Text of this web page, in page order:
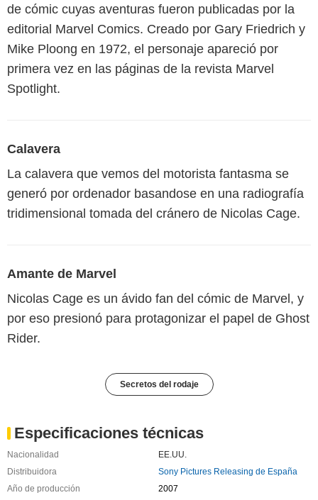
de cómic cuyas aventuras fueron publicadas por la
editorial Marvel Comics. Creado por Gary Friedrich y
Mike Ploong en 1972, el personaje apareció por
primera vez en las páginas de la revista Marvel
Spotlight.
Calavera
La calavera que vemos del motorista fantasma se
generó por ordenador basandose en una radiografía
tridimensional tomada del cránero de Nicolas Cage.
Amante de Marvel
Nicolas Cage es un ávido fan del cómic de Marvel, y
por eso presionó para protagonizar el papel de Ghost
Rider.
Secretos del rodaje
Especificaciones técnicas
Nacionalidad
EE.UU.
Distribuidora
Sony Pictures Releasing de España
Año de producción
2007